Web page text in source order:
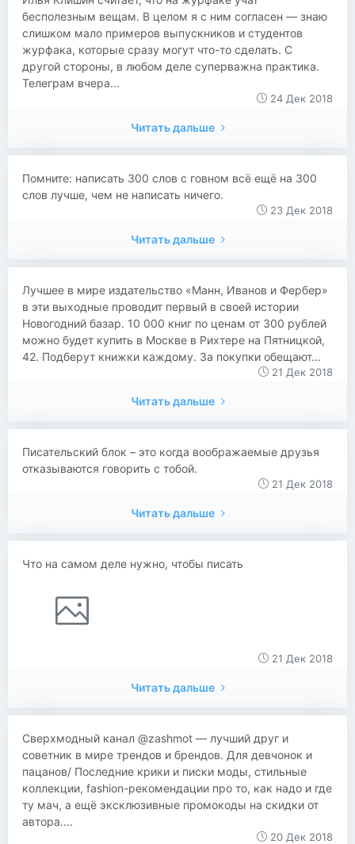
бесполезным вещам. В целом я с ним согласен — знаю
слишком мало примеров выпускников и студентов
журфака, которые сразу могут что-то сделать. С
другой стороны, в любом деле суперважна практика.
Телеграм вчера...
24 Дек 2018
Читать дальше
Помните: написать 300 слов с говном всё ещё на 300
слов лучше, чем не написать ничего.
23 Дек 2018
Читать дальше
Лучшее в мире издательство «Манн, Иванов и Фербер»
в эти выходные проводит первый в своей истории
Новогодний базар. 10 000 книг по ценам от 300 рублей
можно будет купить в Москве в Рихтере на Пятницкой,
42. Подберут книжки каждому. За покупки обещают...
21 Дек 2018
Читать дальше
Писательский блок – это когда воображаемые друзья
отказываются говорить с тобой.
21 Дек 2018
Читать дальше
Что на самом деле нужно, чтобы писать
21 Дек 2018
Читать дальше
Сверхмодный канал @zashmot — лучший друг и
советник в мире трендов и брендов. Для девчонок и
пацанов/ Последние крики и писки моды, стильные
коллекции, fashion-рекомендации про то, как надо и где
ту мач, а ещё эксклюзивные промокоды на скидки от
автора....
20 Дек 2018